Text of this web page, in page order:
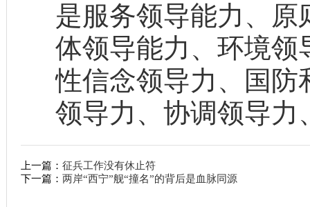
是服务领导能力、
体领导能力、环境领
性信念领导力、国防
领导力、协调领导力
上一篇： 征兵工作没有休止符
下一篇： 两岸“西宁”舰“撞名”的背后是血脉同源